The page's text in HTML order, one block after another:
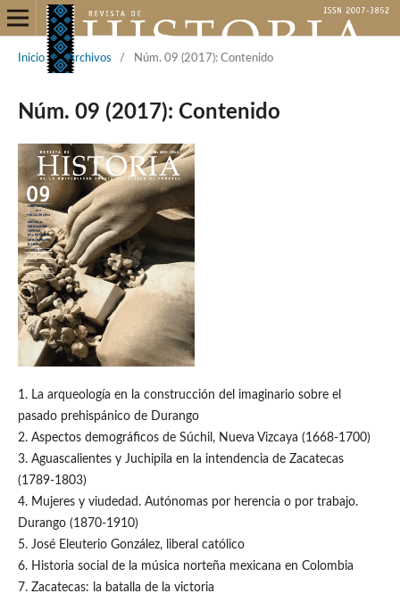
Inicio / Archivos / Núm. 09 (2017): Contenido
Núm. 09 (2017): Contenido
1. La arqueología en la construcción del imaginario sobre el
pasado prehispánico de Durango
2. Aspectos demográficos de Súchil, Nueva Vizcaya (1668-1700)
3. Aguascalientes y Juchipila en la intendencia de Zacatecas
(1789-1803)
4. Mujeres y viudedad. Autónomas por herencia o por trabajo.
Durango (1870-1910)
5. José Eleuterio González, liberal católico
6. Historia social de la música norteña mexicana en Colombia
7. Zacatecas: la batalla de la victoria